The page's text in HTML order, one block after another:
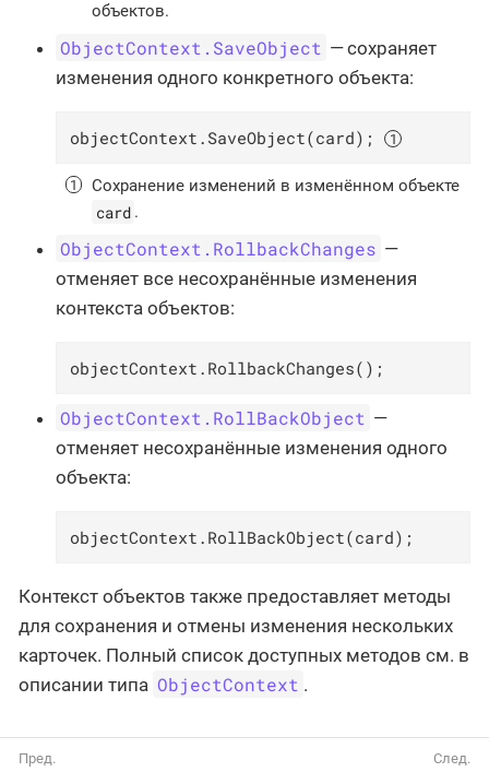
объектов.
ObjectContext.SaveObject — сохраняет
изменения одного конкретного объекта:
objectContext.SaveObject(card);
Сохранение изменений в изменённом объекте
card .
ObjectContext.RollbackChanges —
отменяет все несохранённые изменения
контекста объектов:
objectContext.RollbackChanges();
ObjectContext.RollBackObject —
отменяет несохранённые изменения одного
объекта:
objectContext.RollBackObject(card);
Контекст объектов также предоставляет методы
для сохранения и отмены изменения нескольких
карточек. Полный список доступных методов см. в
описании типа ObjectContext .